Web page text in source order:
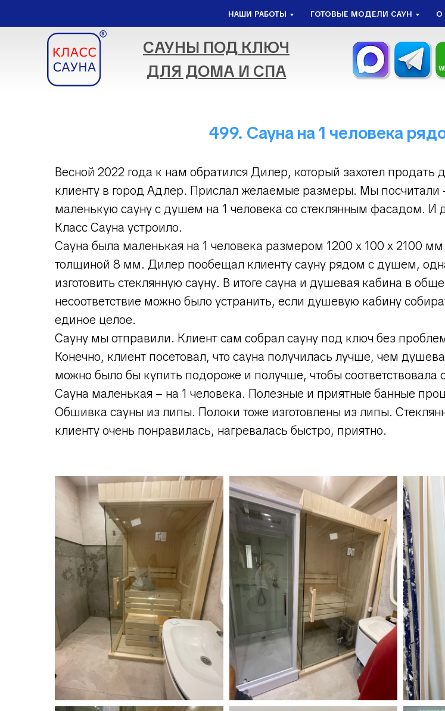
НАШИ РАБОТЫ ГОТОВЫЕ МОДЕЛИ САУН О
САУНЫ ПОД КЛЮЧ
ДЛЯ ДОМА И СПА
499. Сауна на 1 человека
Весной 2022 года к нам обратился Дилер, который захотел
клиенту в город Адлер. Прислал желаемые размеры. Мы
маленькую сауну с душем на 1 человека со стеклянным фасадом.
Класс Сауна устроило.
Сауна была маленькая на 1 человека размером 1200 х 100 х 2100
толщиной 8 мм. Дилер пообещал клиенту сауну рядом с душем,
изготовить стеклянную сауну. В итоге сауна и душевая кабина в
несоответствие можно было устранить, если душевую кабину
единое целое.
Сауну мы отправили. Клиент сам собрал сауну под ключ без
Конечно, клиент посетовал, что сауна получилась лучше, чем
можно было бы купить подороже и получше, чтобы соответствовала
Сауна маленькая – на 1 человека. Полезные и приятные банные
Обшивка сауны из липы. Полоки тоже изготовлены из липы.
клиенту очень понравилась, нагревалась быстро, приятно.